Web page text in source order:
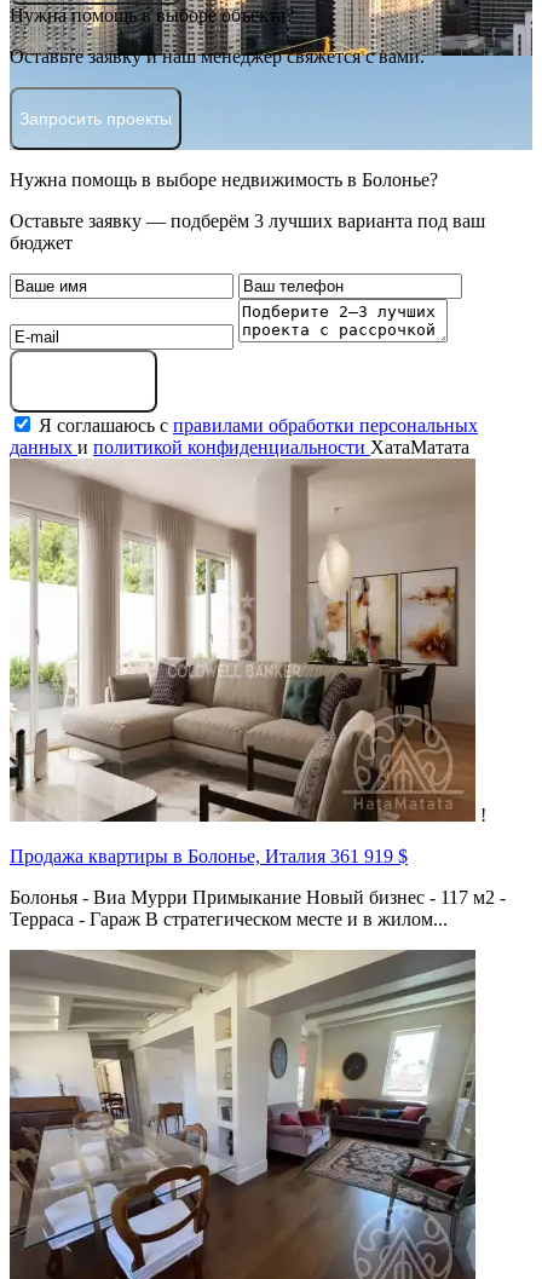
Нужна помощь в выборе объекта?
Оставьте заявку и наш менеджер свяжется с вами.
Запросить проекты
Нужна помощь в выборе недвижимость в Болонье?
Оставьте заявку — подберём 3 лучших варианта под ваш
бюджет
Я соглашаюсь с правилами обработки персональных
данных и политикой конфиденциальности ХатаМатата
!
Продажа квартиры в Болонье, Италия 361 919 $
Болонья - Виа Мурри Примыкание Новый бизнес - 117 м2 -
Терраса - Гараж В стратегическом месте и в жилом...